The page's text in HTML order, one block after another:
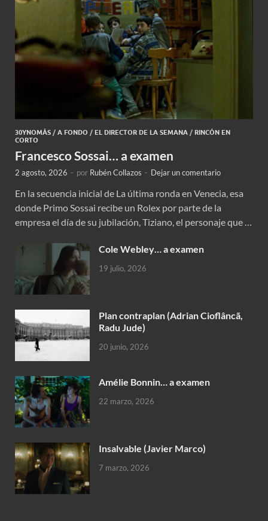
30YNOMÁS / A FONDO / EL DIRECTOR DE LA SEMANA / RINCÓN EN
CORTO
Francesco Sossai… a examen
2 agosto, 2026 - por Rubén Collazos - Dejar un comentario
En la secuencia inicial de La última ronda en Venecia, esa
donde Primo Sossai recibe un Rolex por parte de la
empresa el día de su jubilación, Tiziano, el personaje que …
Cole Webley… a examen
19 julio, 2026
Plan contraplan (Adrian Cioflâncã,
Radu Jude)
20 junio, 2026
Amélie Bonnin… a examen
22 marzo, 2026
Insalvable (Javier Marco)
7 marzo, 2026